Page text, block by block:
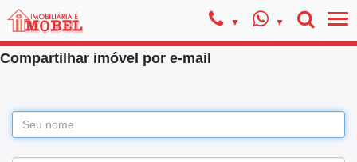
Compartilhar imóvel por e-mail